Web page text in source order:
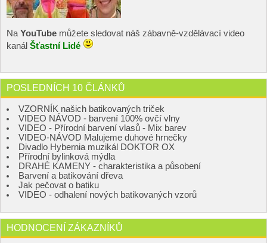
NaYouTube můžete sledovat náš zábavně-vzdělávací video
kanál Šťastní Lidé
POSLEDNÍCH 10 ČLÁNKŮ
VZORNÍK našich batikovaných triček
VIDEO NÁVOD - barvení 100% ovčí vlny
VIDEO - Přírodní barvení vlasů - Mix barev
VIDEO-NÁVOD Malujeme duhové hrnečky
Divadlo Hybernia muzikál DOKTOR OX
Přírodní bylinková mýdla
DRAHÉ KAMENY - charakteristika a působení
Barvení a batikování dřeva
Jak pečovat o batiku
VIDEO - odhalení nových batikovaných vzorů
HODNOCENÍ ZÁKAZNÍKŮ